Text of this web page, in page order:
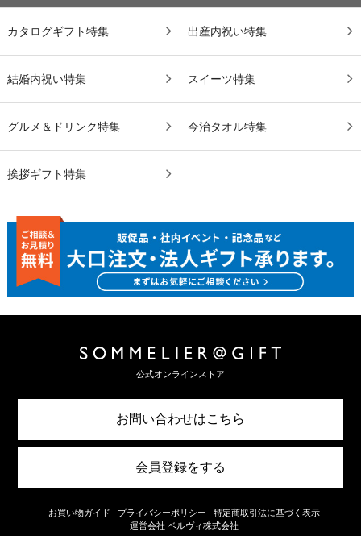
カタログギフト特集 出産内祝い特集
結婚内祝い特集 スイーツ特集
グルメ＆ドリンク特集 今治タオル特集
挨拶ギフト特集
公式オンラインストア
お問い合わせはこちら
会員登録をする
お買い物ガイド プライバシーポリシー
特定商取引法に基づく表示
運営会社 ベルヴィ株式会社